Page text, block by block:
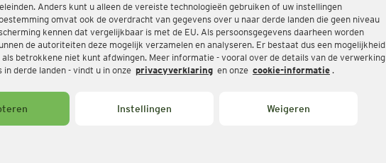
Anders kunt u alleen de vereiste technologieën gebruiken of uw instellingen
omvat ook de overdracht van gegevens over u naar derde landen die geen niveau
kennen dat vergelijkbaar is met de EU. Als persoonsgegevens daarheen worden
de autoriteiten deze mogelijk verzamelen en analyseren. Er bestaat dus een mogelijkheid
betrokkene niet kunt afdwingen. Meer informatie - vooral over de details van de verwerking
in derde landen - vindt u in onze privacyverklaring en onze cookie-informatie .
Instellingen Weigeren